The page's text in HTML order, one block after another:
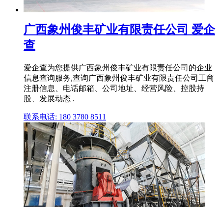
广西象州俊丰矿业有限责任公司 爱企
查
爱企查为您提供广西象州俊丰矿业有限责任公司的企业
信息查询服务,查询广西象州俊丰矿业有限责任公司工商
注册信息、电话邮箱、公司地址、经营风险、控股持
股、发展动态 .
联系电话: 180 3780 8511